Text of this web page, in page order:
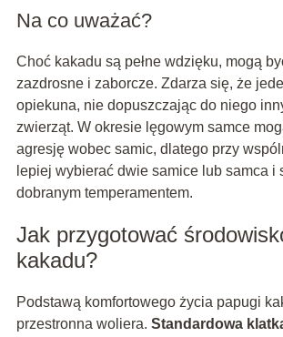
Na co uważać?
Choć kakadu są pełne wdzięku, mogą
zazdrosne i zaborcze. Zdarza się, że
opiekuna, nie dopuszczając do niego
zwierząt. W okresie lęgowym samce
agresję wobec samic, dlatego przy
lepiej wybierać dwie samice lub samca i
dobranym temperamentem.
Jak przygotować
kakadu?
Podstawą komfortowego życia papugi
przestronna woliera. Standardowa